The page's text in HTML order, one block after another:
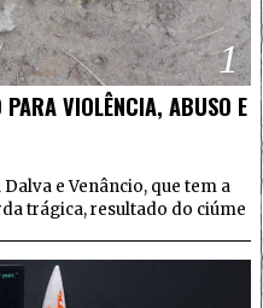
1
VIOLÊNCIA, ABUSO E
e Venâncio, que tem a
trágica, resultado do ciúme